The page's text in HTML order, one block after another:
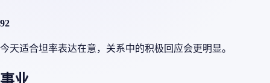
92
今天适合坦率表达在意，关系中的积极回应会更明显。
事业